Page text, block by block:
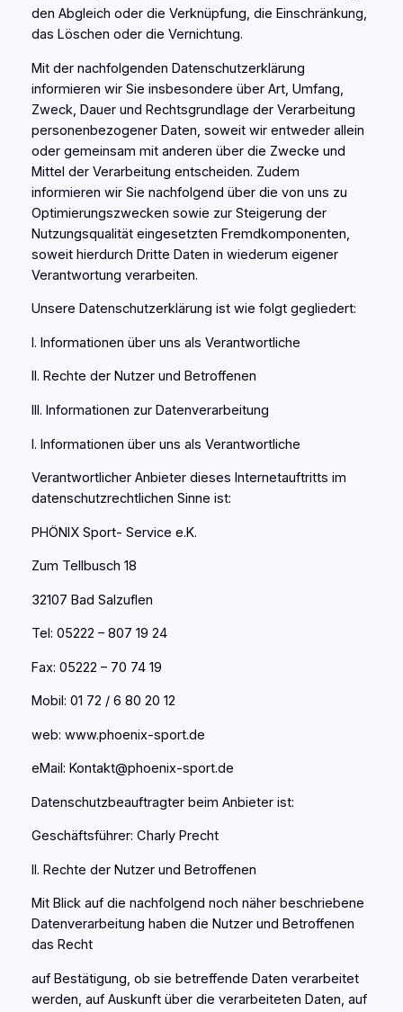
den Abgleich oder die Verknüpfung, die Einschränkung,
das Löschen oder die Vernichtung.
Mit der nachfolgenden Datenschutzerklärung
informieren wir Sie insbesondere über Art, Umfang,
Zweck, Dauer und Rechtsgrundlage der Verarbeitung
personenbezogener Daten, soweit wir entweder allein
oder gemeinsam mit anderen über die Zwecke und
Mittel der Verarbeitung entscheiden. Zudem
informieren wir Sie nachfolgend über die von uns zu
Optimierungszwecken sowie zur Steigerung der
Nutzungsqualität eingesetzten Fremdkomponenten,
soweit hierdurch Dritte Daten in wiederum eigener
Verantwortung verarbeiten.
Unsere Datenschutzerklärung ist wie folgt gegliedert:
I. Informationen über uns als Verantwortliche
II. Rechte der Nutzer und Betroffenen
III. Informationen zur Datenverarbeitung
I. Informationen über uns als Verantwortliche
Verantwortlicher Anbieter dieses Internetauftritts im
datenschutzrechtlichen Sinne ist:
PHÖNIX Sport- Service e.K.
Zum Tellbusch 18
32107 Bad Salzuflen
Tel: 05222 – 807 19 24
Fax: 05222 – 70 74 19
Mobil: 01 72 / 6 80 20 12
web: www.phoenix-sport.de
eMail: Kontakt@phoenix-sport.de
Datenschutzbeauftragter beim Anbieter ist:
Geschäftsführer: Charly Precht
II. Rechte der Nutzer und Betroffenen
Mit Blick auf die nachfolgend noch näher beschriebene
Datenverarbeitung haben die Nutzer und Betroffenen
das Recht
auf Bestätigung, ob sie betreffende Daten verarbeitet
werden, auf Auskunft über die verarbeiteten Daten, auf